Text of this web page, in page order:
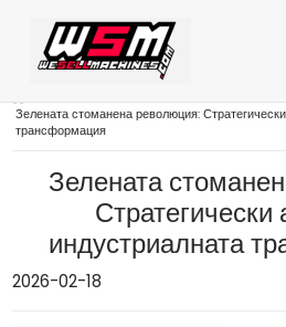
Зелената стоманена революция:
трансформация
Зелената
Стратегически
индустриалната
2026-02-18